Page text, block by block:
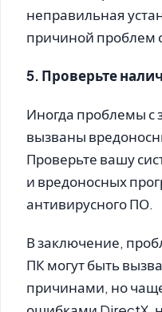
неправильная
причиной проблем
5. Проверьте
Иногда проблемы с
вызваны
Проверьте вашу
и вредоносных
антивирусного ПО.
В заключение,
ПК могут быть
причинами, но